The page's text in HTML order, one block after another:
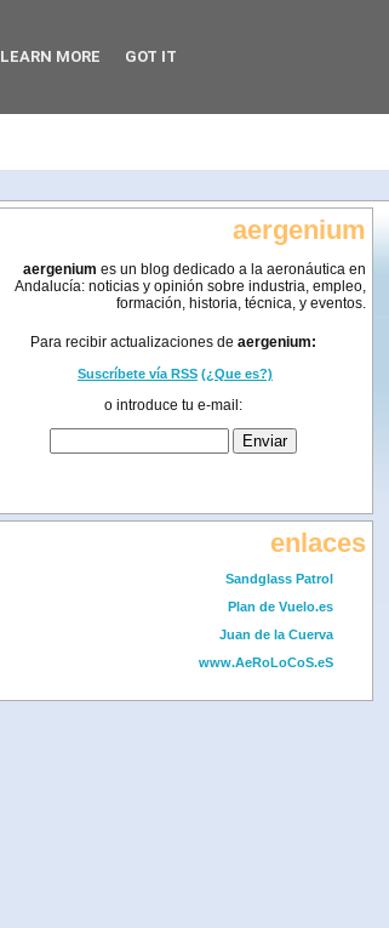
aergenium
aergenium es un blog dedicado a la aeronáutica en
Andalucía: noticias y opinión sobre industria, empleo,
formación, historia, técnica, y eventos.
Para recibir actualizaciones de aergenium:
Suscríbete vía RSS (¿Que es?)
o introduce tu e-mail:
enlaces
Sandglass Patrol
Plan de Vuelo.es
Juan de la Cuerva
www.AeRoLoCoS.eS
LEARN MORE GOT IT